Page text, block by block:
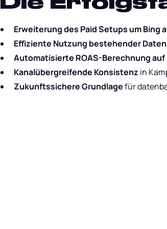
Erweiterung des Paid Setups um Bing
Effiziente Nutzung bestehender Daten
Automatisierte ROAS-Berechnung
Kanalübergreifende Konsistenz in
Zukunftssichere Grundlagefür